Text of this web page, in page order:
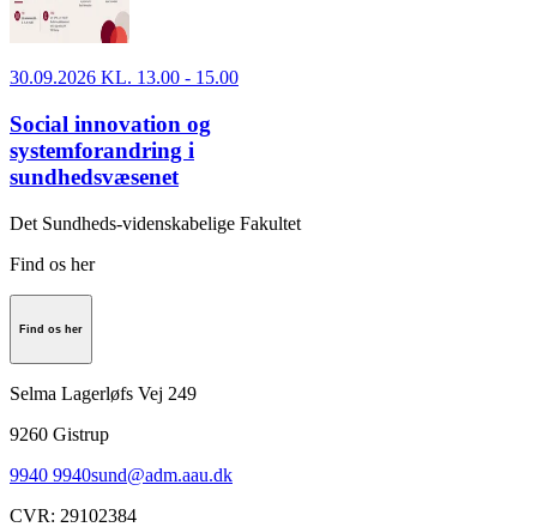
30.09.2026 KL. 13.00 - 15.00
Social innovation og
systemforandring i
sundhedsvæsenet
Det Sundheds-videnskabelige Fakultet
Find os her
Find os her
Selma Lagerløfs Vej 249
9260 Gistrup
9940 9940sund@adm.aau.dk
CVR: 29102384